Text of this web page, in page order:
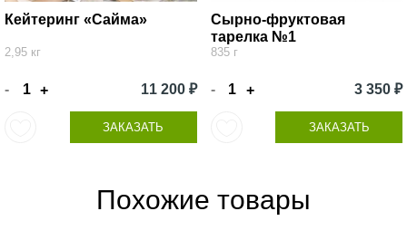
Кейтеринг «Сайма»
2,95 кг
- + 11 200 ₽
ЗАКАЗАТЬ
Сырно-фруктовая
тарелка №1
835 г
- + 3 350 ₽
ЗАКАЗАТЬ
Похожие товары